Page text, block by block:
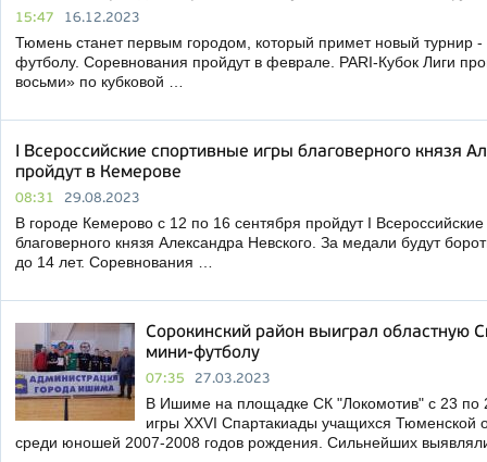
15:47 16.12.2023
Тюмень станет первым городом, который примет новый турнир -
футболу. Соревнования пройдут в феврале. PARI-Кубок Лиги
восьми» по кубковой …
I Всероссийские спортивные игры благоверного князя
пройдут в Кемерове
08:31 29.08.2023
В городе Кемерово с 12 по 16 сентября пройдут I
благоверного князя Александра Невского. За медали будут
до 14 лет. Соревнования …
Сорокинский район выиграл областную
мини-футболу
07:35 27.03.2023
В Ишиме на площадке СК "Локомотив" с 23
игры XXVI Спартакиады учащихся Тюменской
среди юношей 2007-2008 годов рождения. Сильнейших